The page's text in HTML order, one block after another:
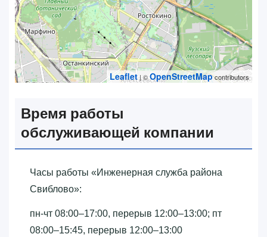
Leaflet| ©OpenStreetMapcontributors
Время работы
обслуживающей компании
Часы работы «‎Инженерная служба района
Свиблово»‎:
пн-чт 08:00–17:00, перерыв 12:00–13:00; пт
08:00–15:45, перерыв 12:00–13:00